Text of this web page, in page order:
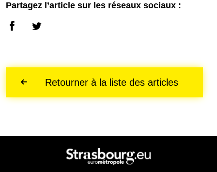
Partagez l’article sur les réseaux sociaux :
Retourner à la liste des articles